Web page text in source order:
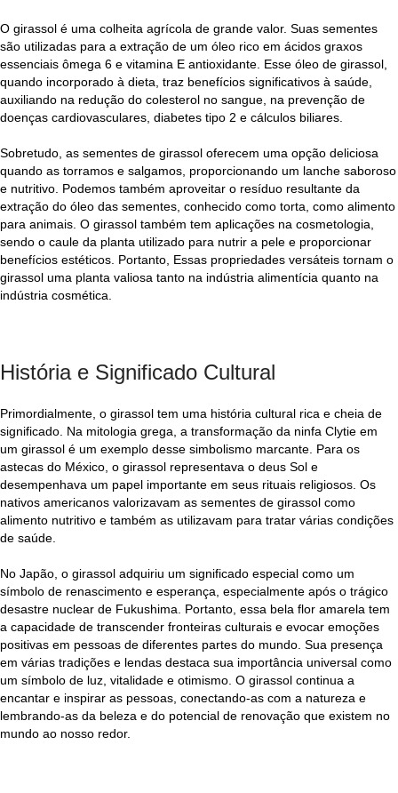
O girassol é uma colheita agrícola de grande valor. Suas sementes
são utilizadas para a extração de um óleo rico em ácidos graxos
essenciais ômega 6 e vitamina E antioxidante. Esse óleo de girassol,
quando incorporado à dieta, traz benefícios significativos à saúde,
auxiliando na redução do colesterol no sangue, na prevenção de
doenças cardiovasculares, diabetes tipo 2 e cálculos biliares.
Sobretudo, as sementes de girassol oferecem uma opção deliciosa
quando as torramos e salgamos, proporcionando um lanche saboroso
e nutritivo. Podemos também aproveitar o resíduo resultante da
extração do óleo das sementes, conhecido como torta, como alimento
para animais. O girassol também tem aplicações na cosmetologia,
sendo o caule da planta utilizado para nutrir a pele e proporcionar
benefícios estéticos. Portanto, Essas propriedades versáteis tornam o
girassol uma planta valiosa tanto na indústria alimentícia quanto na
indústria cosmética.
História e Significado Cultural
Primordialmente, o girassol tem uma história cultural rica e cheia de
significado. Na mitologia grega, a transformação da ninfa Clytie em
um girassol é um exemplo desse simbolismo marcante. Para os
astecas do México, o girassol representava o deus Sol e
desempenhava um papel importante em seus rituais religiosos. Os
nativos americanos valorizavam as sementes de girassol como
alimento nutritivo e também as utilizavam para tratar várias condições
de saúde.
No Japão, o girassol adquiriu um significado especial como um
símbolo de renascimento e esperança, especialmente após o trágico
desastre nuclear de Fukushima. Portanto, essa bela flor amarela tem
a capacidade de transcender fronteiras culturais e evocar emoções
positivas em pessoas de diferentes partes do mundo. Sua presença
em várias tradições e lendas destaca sua importância universal como
um símbolo de luz, vitalidade e otimismo. O girassol continua a
encantar e inspirar as pessoas, conectando-as com a natureza e
lembrando-as da beleza e do potencial de renovação que existem no
mundo ao nosso redor.